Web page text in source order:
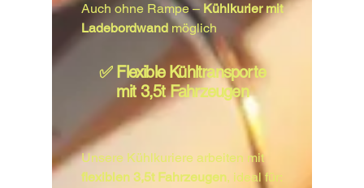
Auch ohne Rampe – Kühlkurier mit
Ladebordwand möglich
✅ Flexible Kühltransporte
mit 3,5t Fahrzeugen
Unsere Kühlkuriere arbeiten mit
flexiblen 3,5t Fahrzeugen, ideal für: